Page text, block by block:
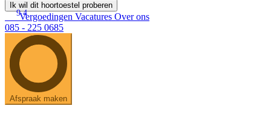
Ik wil dit hoortoestel proberen
9.4
Vergoedingen Vacatures Over ons
085 - 225 0685
Afspraak maken